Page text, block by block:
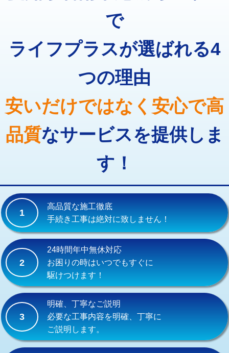
コンクリート斫り（厚さ10㎝超え）
モルタル補修（厚さ10㎝まで） 27,500円
16,500円
廃棄・処分 現場見積
止水・漏水調査・防水処理・清掃・修
11,000円
止水・漏水調査・防水処理・清掃・修
22,000円
止水・漏水調査・防水処理・清掃・修
理・調整・分解・加工など（重作業）
33,000円
その他部品の脱着 8,800円～
交換・取付(単水栓（壁付・デッキ
式）)
13,200円+材料費
交換・取付(混合水栓（壁付・デッキ
式・ワンホール）)
16,500円+材料費
交換・取付(排水栓・排水トラップ
（P/S/ポップアップ））
交換・取付（その他部品）
持込商品取付（単水栓）
持込商品取付（混合水栓） 16,500円
持込商品取付（浄水器・分岐水栓） 16,500円
で
ライフプラスが選ばれる4
つの理由
安いだけではなく安心で高
品質なサービスを提供しま
す！
1
高品質な施工徹底
手続き工事は絶対に致しません！
2
24時間年中無休対応
お困りの時はいつでもすぐに
駆けつけます！
3
明確、丁寧なご説明
必要な工事内容を明確、丁寧に
ご説明します。